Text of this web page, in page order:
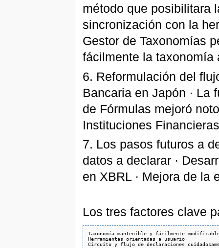
método que posibilitara
sincronización con la
Gestor de Taxonomías
fácilmente la taxonomía
6. Reformulación del
Bancaria en Japón · La
de Fórmulas mejoró
Instituciones
7. Los pasos futuros a
datos a declarar ·
en XBRL · Mejora de la
Los tres factores clave
Taxonomía mantenible y fácilmente
Herramientas orientadas a usuario
Circuito y flujo de declaraciones